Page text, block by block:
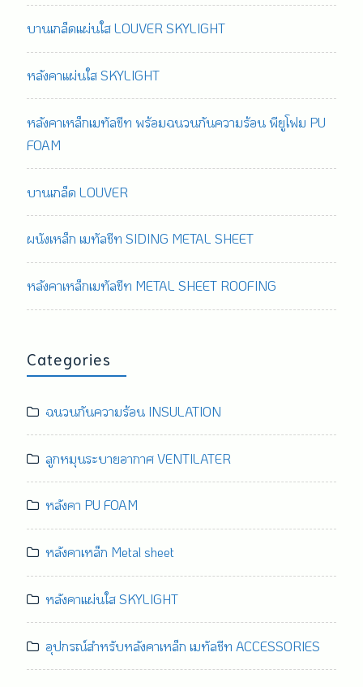
บานเกล็ดแผ่นใส LOUVER SKYLIGHT
หลังคาแผ่นใส SKYLIGHT
หลังคาเหล็กเมทัลชีท พร้อมฉนวนกันความร้อน พียูโฟม PU
FOAM
บานเกล็ด LOUVER
ผนังเหล็ก เมทัลชีท SIDING METAL SHEET
หลังคาเหล็กเมทัลชีท METAL SHEET ROOFING
Categories
ฉนวนกันความร้อน INSULATION
ลูกหมุนระบายอากาศ VENTILATER
หลังคา PU FOAM
หลังคาเหล็ก Metal sheet
หลังคาแผ่นใส SKYLIGHT
อุปกรณ์สำหรับหลังคาเหล็ก เมทัลชีท ACCESSORIES